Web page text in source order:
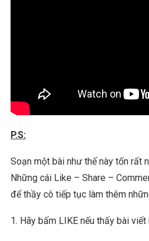
P.S:
Soạn một bài như thế này tốn rất
Những cái Like – Share –
để thầy cô tiếp tục làm thêm
1. Hãy bấm LIKE nếu thấy bài viết